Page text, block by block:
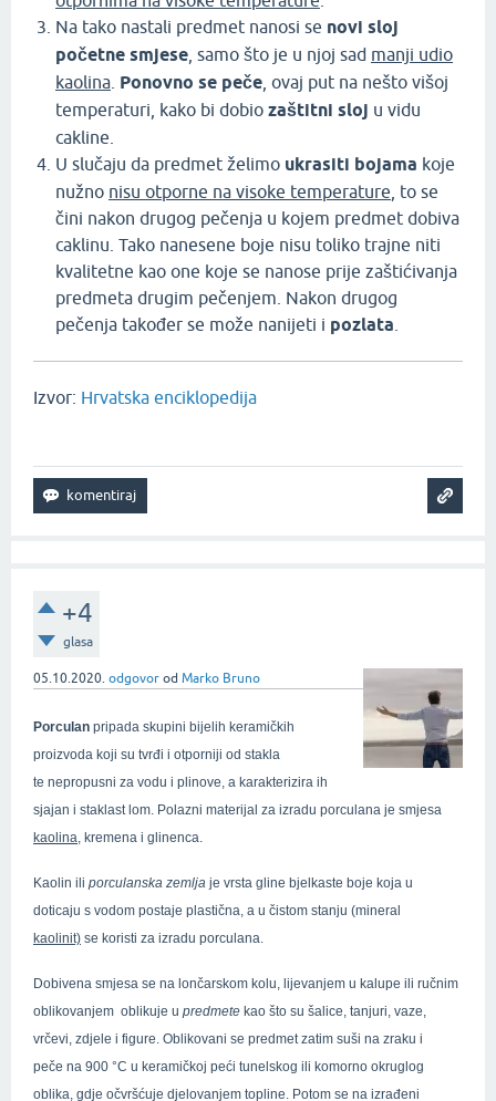
Na tako nastali predmet nanosi se novi sloj
početne smjese , samo što je u njoj sad manji udio
kaolina Ponovno se peče , ovaj put na nešto višoj
temperaturi, kako bi dobio zaštitni sloj u vidu
cakline.
U slučaju da predmet želimo ukrasiti bojama koje
nužno nisu otporne na visoke temperature , to se
čini nakon drugog pečenja u kojem predmet dobiva
caklinu. Tako nanesene boje nisu toliko trajne niti
kvalitetne kao one koje se nanose prije zaštićivanja
predmeta drugim pečenjem. Nakon drugog
pečenja također se može nanijeti i pozlata
Izvor: Hrvatska enciklopedija
+4
glasa
05.10.2020. odgovor od Marko Bruno
Porculan pripada skupini bijelih keramičkih
proizvoda koji su tvrđi i otporniji od stakla
te nepropusni za vodu i plinove, a karakterizira ih
sjajan i staklast lom. Polazni materijal za izradu porculana je smjesa
kaolina, kremena i glinenca.
Kaolin ili porculanska zemlja je vrsta gline bjelkaste boje koja u
doticaju s vodom postaje plastična, a u čistom stanju (mineral
kaolinit) se koristi za izradu porculana.
Dobivena smjesa se na lončarskom kolu, lijevanjem u kalupe ili ručnim
oblikovanjem oblikuje u predmete kao što su šalice, tanjuri, vaze,
vrčevi, zdjele i figure. Oblikovani se predmet zatim suši na zraku i
peče na 900 °C u keramičkoj peći tunelskog ili komorno okruglog
oblika, gdje očvršćuje djelovanjem topline. Potom se na izrađeni